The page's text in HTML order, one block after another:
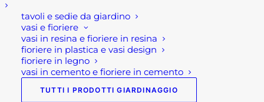
tavoli e sedie da giardino
vasi e fioriere
vasi in resina e fioriere in resina
fioriere in plastica e vasi design
fioriere in legno
vasi in cemento e fioriere in cemento
TUTTI I PRODOTTI GIARDINAGGIO
Al contrario dei modelli a carbonella, i
bbq a gas difficilmente producono fumo
o sostante inquinanti. E in aggiunta sono
decisamente più pratici nella pulizia.
Infatti, non vi è l rimozione della cenere,